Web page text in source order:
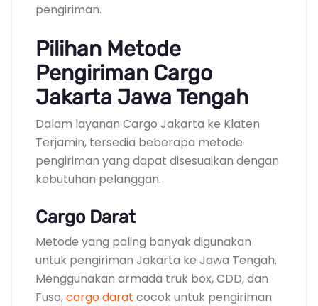
pengiriman.
Pilihan Metode
Pengiriman Cargo
Jakarta Jawa Tengah
Dalam layanan Cargo Jakarta ke Klaten
Terjamin, tersedia beberapa metode
pengiriman yang dapat disesuaikan dengan
kebutuhan pelanggan.
Cargo Darat
Metode yang paling banyak digunakan
untuk pengiriman Jakarta ke Jawa Tengah.
Menggunakan armada truk box, CDD, dan
Fuso,cargo darat cocok untuk pengiriman